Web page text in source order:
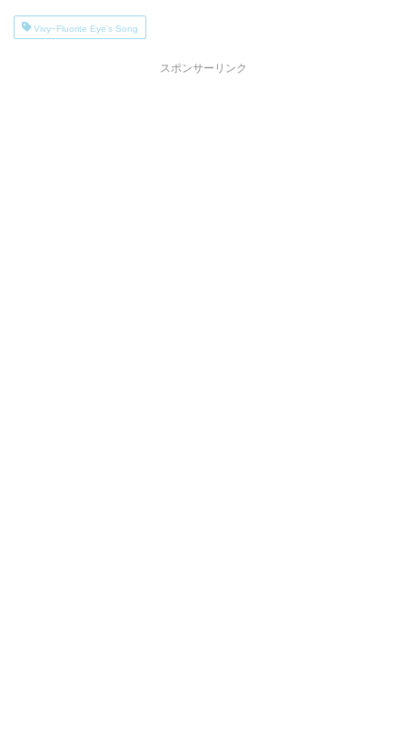
Vivy−Fluorite Eye’s Song
スポンサーリンク